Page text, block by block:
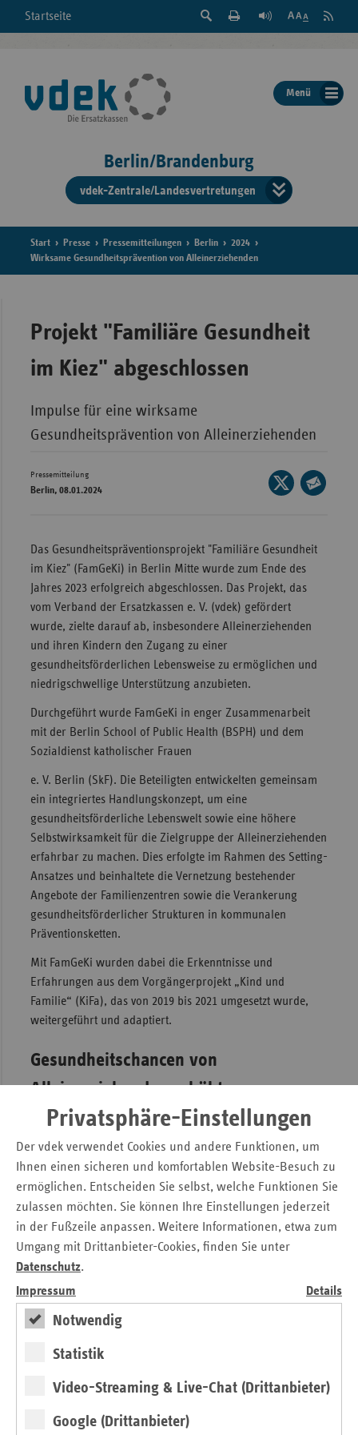
Privatsphäre-Einstellungen
Der vdek verwendet Cookies und andere Funktionen, um
Ihnen einen sicheren und komfortablen Website-Besuch zu
ermöglichen. Entscheiden Sie selbst, welche Funktionen Sie
zulassen möchten. Sie können Ihre Einstellungen jederzeit
in der Fußzeile anpassen. Weitere Informationen, etwa zum
Umgang mit Drittanbieter-Cookies, finden Sie unter
Datenschutz.
Impressum
Details
Notwendig
Statistik
Video-Streaming & Live-Chat (Drittanbieter)
Google (Drittanbieter)
Startseite
Suche
der
Seite
Feed
Menü
Berlin/Brandenburg
vdek-Zentrale/Landesvertretungen
der
Start Presse Pressemitteilungen Berlin
2024
Wirksame Gesundheitsprävention von Alleinerziehenden
Projekt "Familiäre Gesundheit
im Kiez" abgeschlossen
Impulse für eine wirksame
Gesundheitsprävention von Alleinerziehenden
Pressemitteilung
Berlin, 08.01.2024
Seite
auf
E-
Das Gesundheitspräventionsprojekt "Familiäre Gesundheit
im Kiez" (FamGeKi) in Berlin Mitte wurde zum Ende des
Jahres 2023 erfolgreich abgeschlossen. Das Projekt, das
vom Verband der Ersatzkassen e. V. (vdek) gefördert
wurde, zielte darauf ab, insbesondere Alleinerziehenden
und ihren Kindern den Zugang zu einer
gesundheitsförderlichen Lebensweise zu ermöglichen und
niedrigschwellige Unterstützung anzubieten.
Durchgeführt wurde FamGeKi in enger Zusammenarbeit
mit der Berlin School of Public Health (BSPH) und dem
Sozialdienst katholischer Frauen
e. V. Berlin (SkF). Die Beteiligten entwickelten gemeinsam
ein integriertes Handlungskonzept, um eine
gesundheitsförderliche Lebenswelt sowie eine höhere
Selbstwirksamkeit für die Zielgruppe der Alleinerziehenden
erfahrbar zu machen. Dies erfolgte im Rahmen des Setting-
Ansatzes und beinhaltete die Vernetzung bestehender
Angebote der Familienzentren sowie die Verankerung
gesundheitsförderlicher Strukturen in kommunalen
Präventionsketten.
Mit FamGeKi wurden dabei die Erkenntnisse und
Erfahrungen aus dem Vorgängerprojekt „Kind und
Familie“ (KiFa), das von 2019 bis 2021 umgesetzt wurde,
weitergeführt und adaptiert.
Gesundheitschancen von
Alleinerziehenden erhöht
Die Projektziele waren dabei vielfältig und umfassten unter
anderem die partizipative Identifikation von Bedarfen von
Alleinerziehenden in Berlin. Darüber hinaus wurden
Strukturen, Maßnahmen und Projekte in Familienzentren
Ein besonderer Schwerpunkt des Projekts lag zudem auf
der Verminderung sozial bedingter und
Gesundheitschancen. FamGeKi setzte an, um adressaten-
und bedarfsorientierte gesundheitsförderliche Strukturen
bedingte Ungleichheit von Gesundheitschancen zu
reduzieren. Dadurch konnten die gesundheitlichen
Ressourcen und Fähigkeiten der Alleinerziehenden gestärkt
und in der Kommune ein Bewusstsein für Alleinerziehende